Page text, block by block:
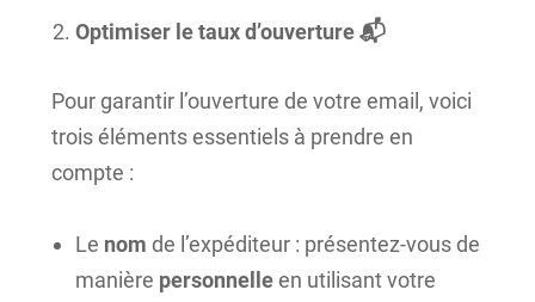
Optimiser le taux d’ouverture 📬
Pour garantir l’ouverture de votre email, voici
trois éléments essentiels à prendre en
compte :
Le nom de l’expéditeur : présentez-vous de
manière personnelleen utilisant votre